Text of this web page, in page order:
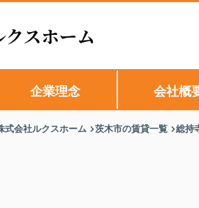
企業理念 会社概
式会社ルクスホーム 茨木市の賃貸一覧 総持